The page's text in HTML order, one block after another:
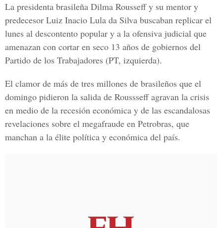
La presidenta brasileña Dilma Rousseffy su mentor y
predecesor Luiz Inacio Lula da Silva buscaban replicar el
lunes al descontento popular y a la ofensiva judicial que
amenazan con cortar en seco 13 años de gobiernos del
Partido de los Trabajadores (PT, izquierda).
El clamor de más de tres millones de brasileños que el
domingo pidieron la salida de Roussseff agravan la crisis
en medio de la recesión económica y de las escandalosas
revelaciones sobre el megafraude en Petrobras, que
manchan a la élite política y económica del país.